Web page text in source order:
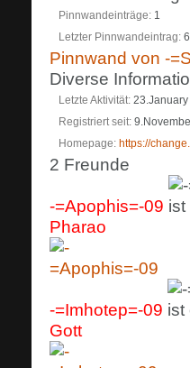
Pinnwandeinträge 1
Letzter Pinnwandeintrag
Pinnwand von -
Diverse
Letzte Aktivität 23.January
Registriert seit
Homepage https://
2 Freunde
-=Apophis=-09
Pharao
-=Imhotep=-09
Gott